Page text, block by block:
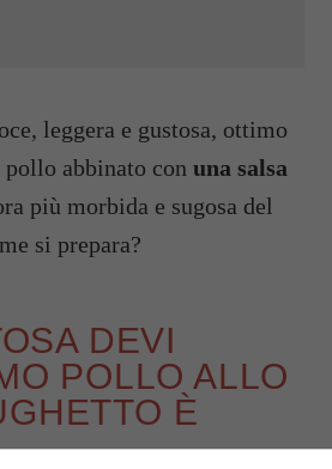
leggera e gustosa, ottimo
abbinato con una salsa
più morbida e sugosa del
si prepara?
DEVI
POLLO ALLO
È